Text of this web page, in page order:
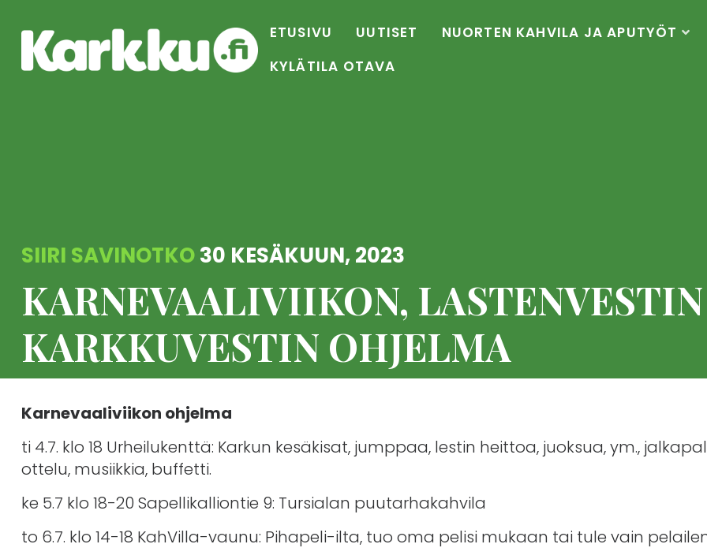
content
ETUSIVU UUTISET NUORTEN KAHVILA JA APUTYÖT
KYLÄTILA OTAVA
SIIRI SAVINOTKO30 KESÄKUUN, 2023
KARNEVAALIVIIKON,
KARKKUVESTIN OHJELMA
Karnevaaliviikon ohjelma
ti 4.7. klo 18 Urheilukenttä: Karkun kesäkisat, jumppaa, lestin heittoa, juoksua, ym.,
ottelu, musiikkia, buffetti.
ke 5.7 klo 18-20 Sapellikalliontie 9: Tursialan puutarhakahvila
to 6.7. klo 14-18 KahVilla-vaunu: Pihapeli-ilta, tuo oma pelisi mukaan tai tule vain